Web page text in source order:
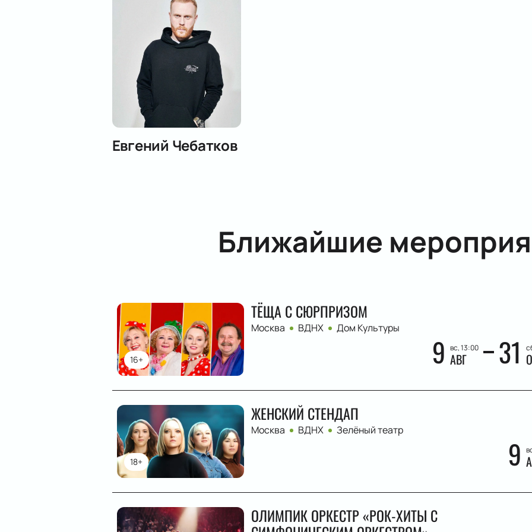
Евгений Чебатков
Ближайшие
16+
ТЁЩА С СЮРПРИЗОМ
Москва ВДНХ Дом Культуры
9 вс, 13:00
АВГ 31
18+
ЖЕНСКИЙ СТЕНДАП
Москва ВДНХ Зелёный театр
9
ОЛИМПИК ОРКЕСТР «РОК-ХИТЫ С